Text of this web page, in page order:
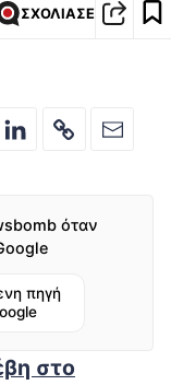
ΣΧΟΛΙΑΣΕ
όταν
πηγή
στο